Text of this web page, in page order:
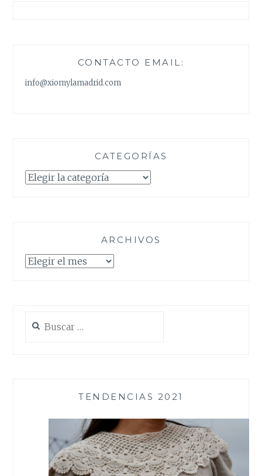
CONTACTO EMAIL:
info@xiomylamadrid.com
CATEGORÍAS
Categorías
ARCHIVOS
Archivos
TENDENCIAS 2021